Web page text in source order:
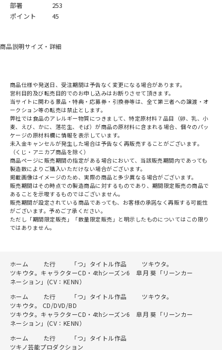
部署
253
ポイント
45
商品説明サイズ・詳細
商品仕様や発送日、受注期間は予告なく変更になる場合があります。
営利目的及び転売目的でのお申し込みはお断りさせて頂きます。
当サイトに関わる景品・特典・応募券・引換券等は、全て第三者への譲渡・オ
ークション等の転売は禁止とします。
弊社では食品のアレルギー物質につきまして、特定原材料７品目（卵、乳、小
麦、えび、かに、落花生、そば）が商品の原材料に含まれる場合、個々のパッ
ケージの原材料欄に情報を表示しています。
未入金キャンセルが発生した場合は予告なく再販売することがございます。
（くじ・アニカプ商品を除く）
商品ページに販売期間の指定がある場合において、当該販売期間内であっても
製造数によりご購入いただけない場合がございます。
掲載画像はイメージのため、実際の商品と多少異なる場合がございます。
販売期間はその時点での製造商品に対するものであり、期間限定販売の商品で
あることを示唆するものではございません。
販売期間が設定されている商品であっても、お客様の承諾なく再販する可能性
がございます。予めご了承ください。
ただし「期間限定販売」「数量限定販売」と明示したものについてはこの限り
ではありません。
ホーム た行 「つ」タイトル作品
ツキウタ。
ツキウタ。キャラクターCD・4thシーズン6 皐月 葵「リーンカー
ネーション」(CV：KENN）
ホーム
た行 「つ」タイトル作品
ツキウタ。
ツキウタ。 CD/DVD/BD
ツキウタ。キャラクターCD・4thシーズン6 皐月 葵「リーンカー
ネーション」(CV：KENN）
ホーム
た行
「つ」タイトル作品
ツキノ芸能プロダクション